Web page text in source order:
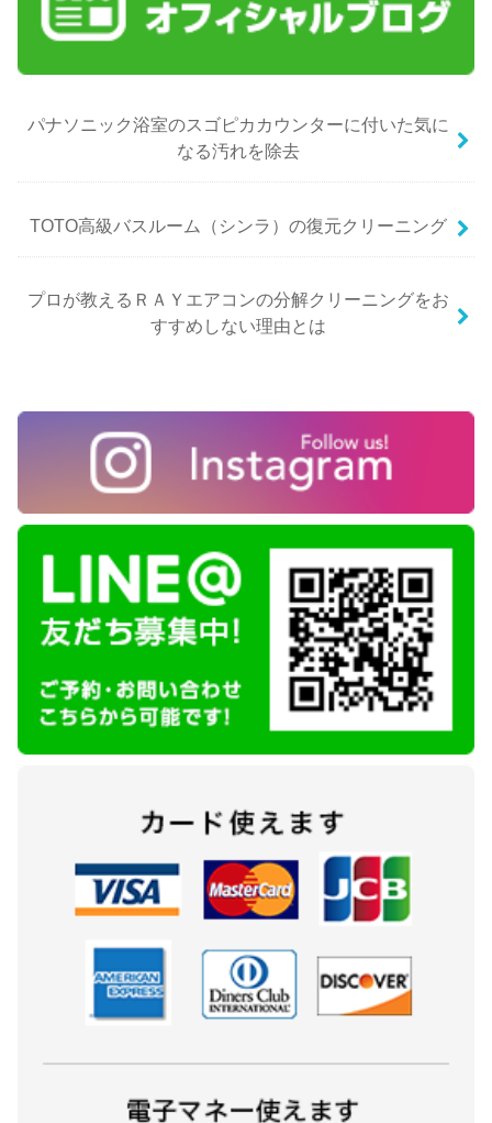
パナソニック浴室のスゴピカカウンターに付いた気に
なる汚れを除去
TOTO高級バスルーム（シンラ）の復元クリーニング
プロが教えるＲＡＹエアコンの分解クリーニングをお
すすめしない理由とは